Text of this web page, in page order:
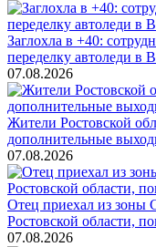
Заглохла в +40:
переделку автоледи в
07.08.2026
Жители Ростовской
дополнительные
07.08.2026
Отец приехал из зоны
Ростовской области,
07.08.2026